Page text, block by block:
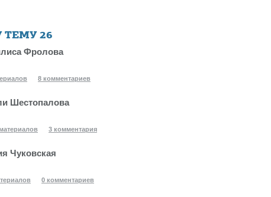
ТЕМУ26
Фролова
8 комментариев
Шестопалова
3 комментария
Чуковская
0 комментариев